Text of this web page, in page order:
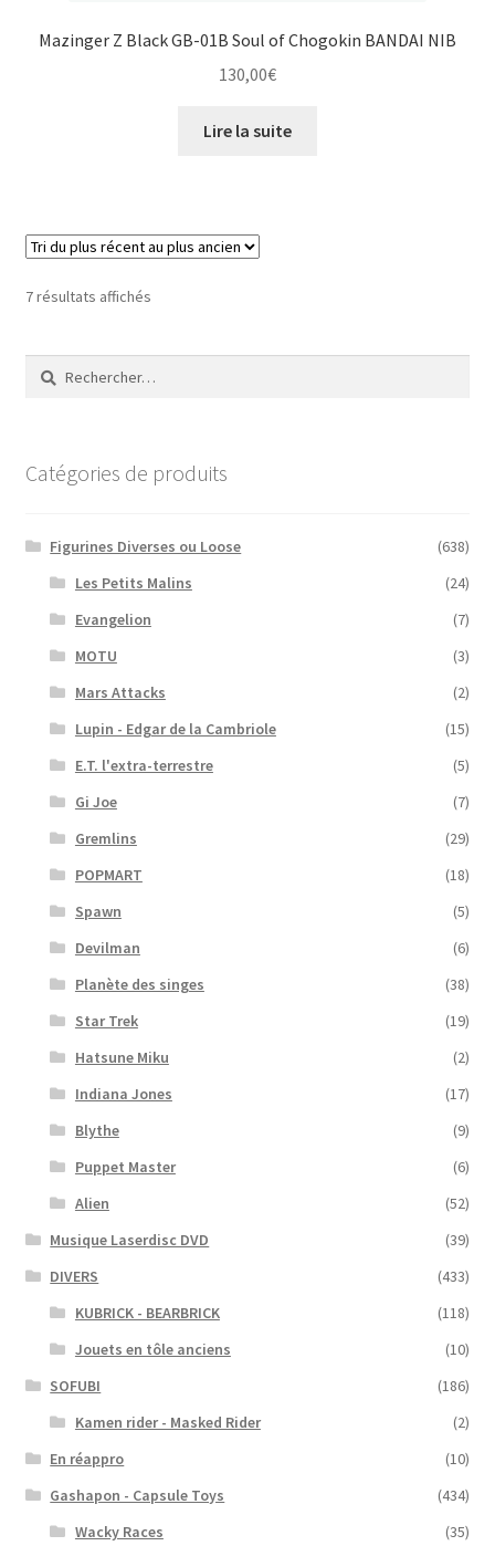
Mazinger Z Black GB-01B Soul of Chogokin BANDAI NIB
130,00€
Lire la suite
7 résultats affichésTrié
Rechercher :
Catégories de produits
Figurines Diverses ou Loose
(638)
Les Petits Malins
(24)
Evangelion
(7)
MOTU
(3)
Mars Attacks
(2)
Lupin - Edgar de la Cambriole
(15)
E.T. l'extra-terrestre
(5)
Gi Joe
(7)
Gremlins
(29)
POPMART
(18)
Spawn
(5)
Devilman
(6)
Planète des singes
(38)
Star Trek
(19)
Hatsune Miku
(2)
Indiana Jones
(17)
Blythe
(9)
Puppet Master
(6)
Alien
(52)
Musique Laserdisc DVD
(39)
DIVERS
(433)
KUBRICK - BEARBRICK
(118)
Jouets en tôle anciens
(10)
SOFUBI
(186)
Kamen rider - Masked Rider
(2)
En réappro
(10)
Gashapon - Capsule Toys
(434)
Wacky Races
(35)